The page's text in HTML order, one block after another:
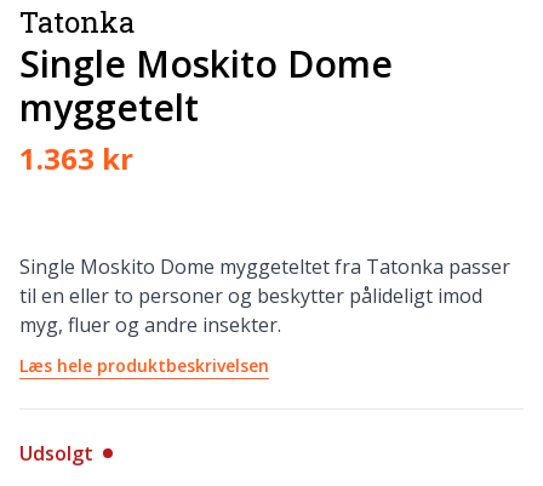
Tatonka
Single Moskito Dome
myggetelt
1.363 kr
Single Moskito Dome myggeteltet fra Tatonka passer
til en eller to personer og beskytter pålideligt imod
myg, fluer og andre insekter.
Læs hele produktbeskrivelsen
Udsolgt